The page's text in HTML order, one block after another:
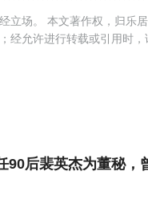
立场。 本文著作权，归乐
经允许进行转载或引用时
90后裴英杰为董秘，